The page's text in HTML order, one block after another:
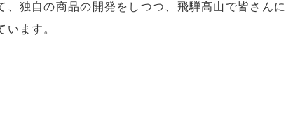
、独自の商品の開発をしつつ、飛騨高山で皆さんに
います。